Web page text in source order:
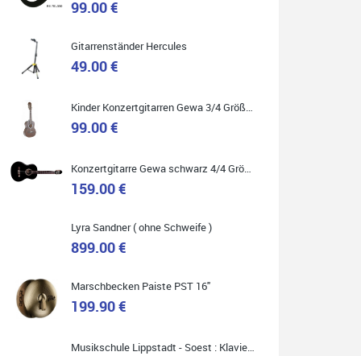
Quelle: Google-Rezension
Ich war auf der Suche nach einem neuen Keyboard
und bin begeistert: ich bin super beraten worden,
aktuell natürlich nur telefonisch. Nachdem die
Quelle: Google-Rezension
99.00 €
Gitarrenständer Hercules
49.00 €
99.00 €
159.00 €
Lyra Sandner ( ohne Schweife )
899.00 €
Marschbecken Paiste PST 16"
199.90 €